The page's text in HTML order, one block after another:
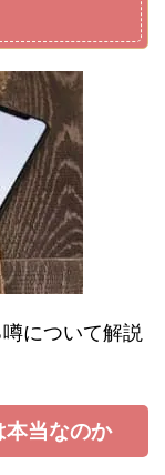
について解説
本当なのか